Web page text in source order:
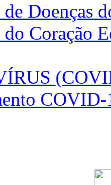
Doenças
Coração
COVID-